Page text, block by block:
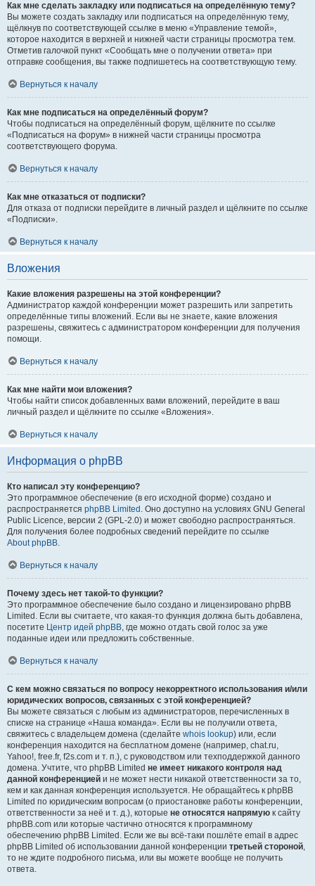
Как мне сделать закладку или подписаться на определённую тему?
Вы можете создать закладку или подписаться на определённую тему,
щёлкнув по соответствующей ссылке в меню «Управление темой»,
которое находится в верхней и нижней части страницы просмотра тем.
Отметив галочкой пункт «Сообщать мне о получении ответа» при
отправке сообщения, вы также подпишетесь на соответствующую тему.
Вернуться к началу
Как мне подписаться на определённый форум?
Чтобы подписаться на определённый форум, щёлкните по ссылке
«Подписаться на форум» в нижней части страницы просмотра
соответствующего форума.
Вернуться к началу
Как мне отказаться от подписки?
Для отказа от подписки перейдите в личный раздел и щёлкните по ссылке
«Подписки».
Вернуться к началу
Вложения
Какие вложения разрешены на этой конференции?
Администратор каждой конференции может разрешить или запретить
определённые типы вложений. Если вы не знаете, какие вложения
разрешены, свяжитесь с администратором конференции для получения
помощи.
Вернуться к началу
Как мне найти мои вложения?
Чтобы найти список добавленных вами вложений, перейдите в ваш
личный раздел и щёлкните по ссылке «Вложения».
Вернуться к началу
Информация о phpBB
Кто написал эту конференцию?
Это программное обеспечение (в его исходной форме) создано и
распространяется phpBB Limited . Оно доступно на условиях GNU General
Public Licence, версии 2 (GPL-2.0) и может свободно распространяться.
Для получения более подробных сведений перейдите по ссылке
About phpBB.
Вернуться к началу
Почему здесь нет такой-то функции?
Это программное обеспечение было создано и лицензировано phpBB
Limited. Если вы считаете, что какая-то функция должна быть добавлена,
посетите Центр идей phpBB, где можно отдать свой голос за уже
поданные идеи или предложить собственные.
Вернуться к началу
С кем можно связаться по вопросу некорректного использования и/или
юридических вопросов, связанных с этой конференцией?
Вы можете связаться с любым из администраторов, перечисленных в
списке на странице «Наша команда». Если вы не получили ответа,
свяжитесь с владельцем домена (сделайте whois lookup) или, если
конференция находится на бесплатном домене (например, chat.ru,
Yahoo!, free.fr, f2s.com и т. п.), с руководством или техподдержкой данного
домена. Учтите, что phpBB Limited не имеет никакого контроля над
данной конференцией и не может нести никакой ответственности за то,
кем и как данная конференция используется. Не обращайтесь к phpBB
Limited по юридическим вопросам (о приостановке работы конференции,
ответственности за неё и т. д.), которые не относятся напрямую к сайту
phpBB.com или которые частично относятся к программному
обеспечению phpBB Limited. Если же вы всё-таки пошлёте email в адрес
phpBB Limited об использовании данной конференции третьей стороной,
то не ждите подробного письма, или вы можете вообще не получить
ответа.